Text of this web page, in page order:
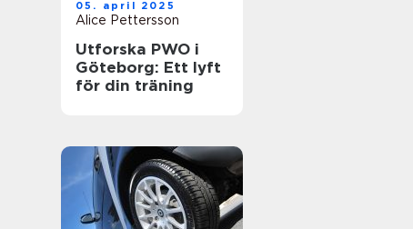
05. april 2025
Alice Pettersson
Utforska PWO i
Göteborg: Ett lyft
för din träning